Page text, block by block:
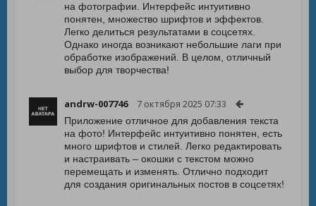
на фотографии. Интерфейс интуитивно
понятен, множество шрифтов и эффектов.
Легко делиться результатами в соцсетях.
Однако иногда возникают небольшие лаги при
обработке изображений. В целом, отличный
выбор для творчества!
andrw-007746 7 октября 2025 07:33
Приложение отличное для добавления текста
на фото! Интерфейс интуитивно понятен, есть
много шрифтов и стилей. Легко редактировать
и настраивать – окошки с текстом можно
перемещать и изменять. Отлично подходит
для создания оригинальных постов в соцсетях!